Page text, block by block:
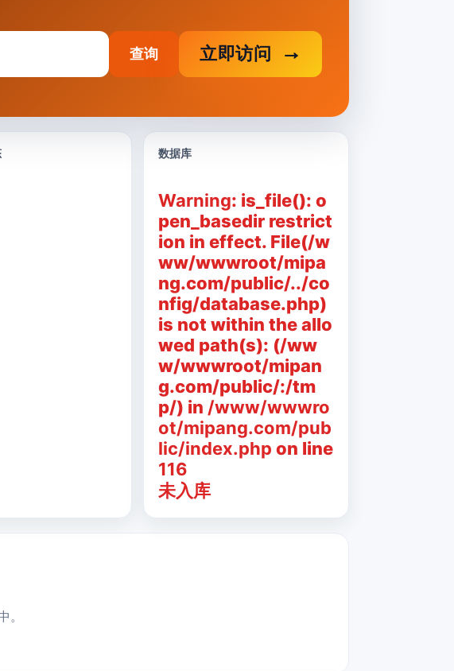
查询 立即访问
数据库
Warning: is_file(): o
pen_basedir restrict
ion in effect. File(/w
ww/wwwroot/mipa
ng.com/public/../co
nfig/database.php)
is not within the allo
wed path(s): (/ww
w/wwwroot/mipan
g.com/public/:/tm
p/) in /www/wwwro
ot/mipang.com/pub
lic/index.php on line
116
未入库